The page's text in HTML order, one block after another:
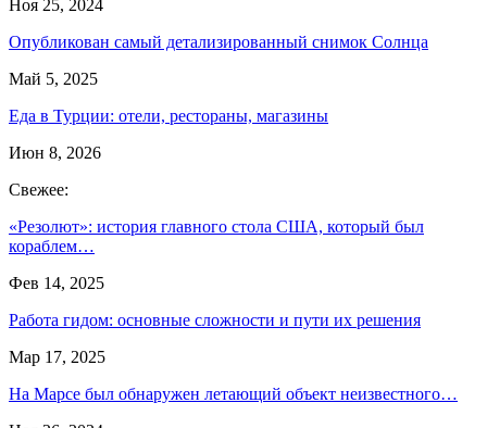
Ноя 25, 2024
Опубликован самый детализированный снимок Солнца
Май 5, 2025
Еда в Турции: отели, рестораны, магазины
Июн 8, 2026
Свежее:
«Резолют»: история главного стола США, который был
кораблем…
Фев 14, 2025
Работа гидом: основные сложности и пути их решения
Мар 17, 2025
На Марсе был обнаружен летающий объект неизвестного…